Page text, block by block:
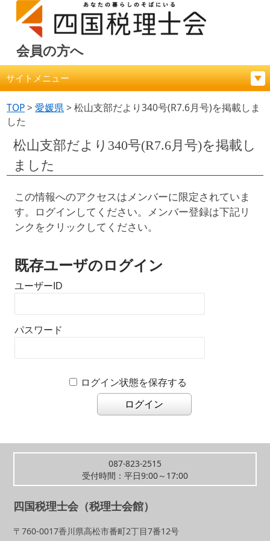
会員の方へ
サイトメニュー
TOP>愛媛県>松山支部だより340号(R7.6月号)を掲載しま
した
松山支部だより340号(R7.6月号)を掲載し
ました
この情報へのアクセスはメンバーに限定されていま
す。ログインしてください。メンバー登録は下記リ
ンクをクリックしてください。
既存ユーザのログイン
ユーザーID
パスワード
ログイン状態を保存する
087-823-2515
受付時間：平日9:00～17:00
四国税理士会（税理士会館）
〒760-0017香川県高松市番町2丁目7番12号